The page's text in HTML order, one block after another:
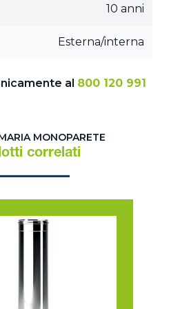
10 anni
Esterna/interna
al 800 120 991
MONOPARETE
correlati